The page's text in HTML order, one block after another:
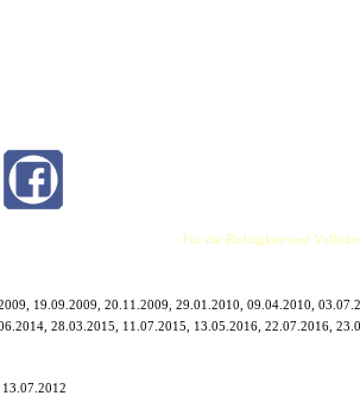
+ Für die Richtigkeit und
19.09.2009, 20.11.2009, 29.01.2010, 09.04.2010,
28.03.2015, 11.07.2015, 13.05.2016, 22.07.2016,